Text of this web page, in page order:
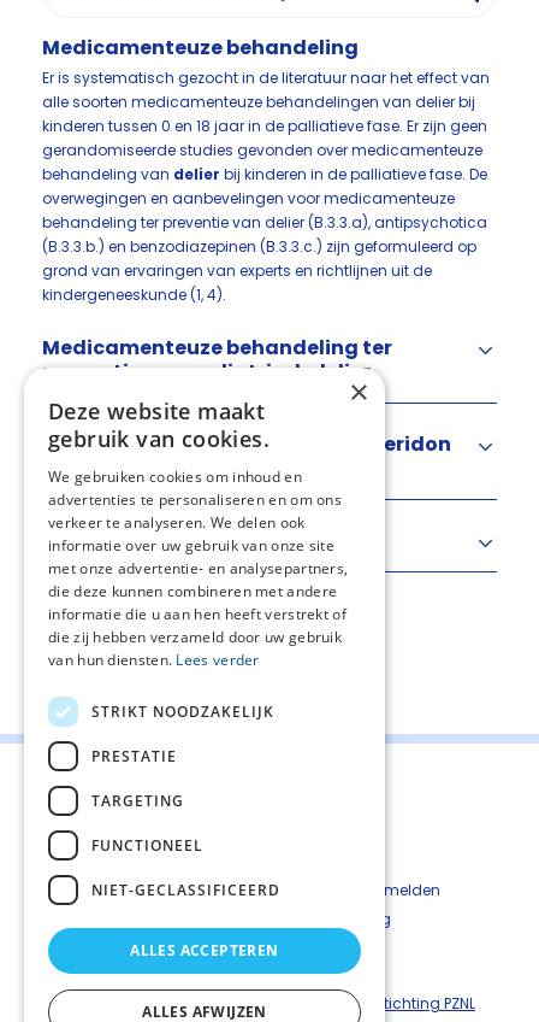
Medicamenteuze behandeling
Er is systematisch gezocht in de literatuur naar het effect van
alle soorten medicamenteuze behandelingen van delier bij
kinderen tussen 0 en 18 jaar in de palliatieve fase. Er zijn geen
gerandomiseerde studies gevonden over medicamenteuze
behandeling van delier bij kinderen in de palliatieve fase. De
overwegingen en aanbevelingen voor medicamenteuze
behandeling ter preventie van delier (B.3.3.a), antipsychotica
(B.3.3.b.) en benzodiazepinen (B.3.3.c.) zijn geformuleerd op
grond van ervaringen van experts en richtlijnen uit de
kindergeneeskunde (1, 4).
Medicamenteuze behandeling ter
preventie van pediatrisch delier
Antipsychotica (haloperidol, risperidon
en quetiapine)
Benzodiazepinen
Deel deze pagina:
Contact
Kwetsbaarheid melden
Privacyverkaring
Disclaimer
Richtlijnen palliatieve zorg is een uitgave van © Stichting PZNL
×
Deze website maakt
gebruik van cookies.
We gebruiken cookies om inhoud en
advertenties te personaliseren en om ons
verkeer te analyseren. We delen ook
informatie over uw gebruik van onze site
met onze advertentie- en analysepartners,
die deze kunnen combineren met andere
informatie die u aan hen heeft verstrekt of
die zij hebben verzameld door uw gebruik
van hun diensten. Lees verder
STRIKT NOODZAKELIJK
PRESTATIE
TARGETING
FUNCTIONEEL
NIET-GECLASSIFICEERD
ALLES ACCEPTEREN
ALLES AFWIJZEN